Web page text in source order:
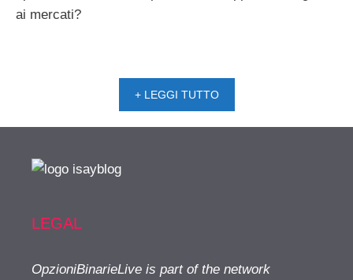
ai mercati?
+ LEGGI TUTTO
LEGAL
OpzioniBinarieLive is part of the network